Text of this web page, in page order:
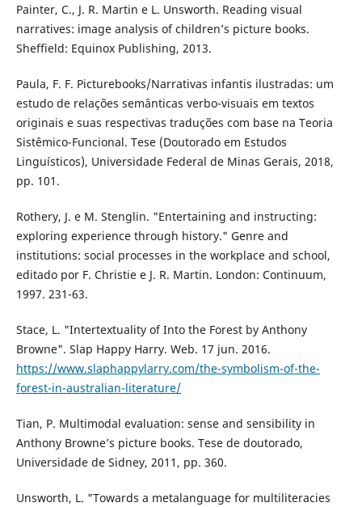
Painter, C., J. R. Martin e L. Unsworth. Reading visual
narratives: image analysis of children’s picture books.
Sheffield: Equinox Publishing, 2013.
Paula, F. F. Picturebooks/Narrativas infantis ilustradas: um
estudo de relações semânticas verbo-visuais em textos
originais e suas respectivas traduções com base na Teoria
Sistêmico-Funcional. Tese (Doutorado em Estudos
Linguísticos), Universidade Federal de Minas Gerais, 2018,
pp. 101.
Rothery, J. e M. Stenglin. "Entertaining and instructing:
exploring experience through history." Genre and
institutions: social processes in the workplace and school,
editado por F. Christie e J. R. Martin. London: Continuum,
1997. 231-63.
Stace, L. "Intertextuality of Into the Forest by Anthony
Browne". Slap Happy Harry. Web. 17 jun. 2016.
https://www.slaphappylarry.com/the-symbolism-of-the-
forest-in-australian-literature/
Tian, P. Multimodal evaluation: sense and sensibility in
Anthony Browne’s picture books. Tese de doutorado,
Universidade de Sidney, 2011, pp. 360.
Unsworth, L. "Towards a metalanguage for multiliteracies